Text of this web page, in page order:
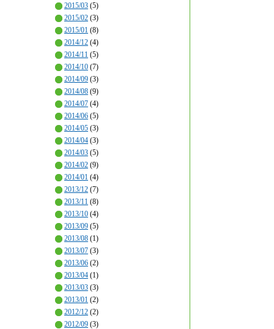
2015/03 (5)
2015/02 (3)
2015/01 (8)
2014/12 (4)
2014/11 (5)
2014/10 (7)
2014/09 (3)
2014/08 (9)
2014/07 (4)
2014/06 (5)
2014/05 (3)
2014/04 (3)
2014/03 (5)
2014/02 (9)
2014/01 (4)
2013/12 (7)
2013/11 (8)
2013/10 (4)
2013/09 (5)
2013/08 (1)
2013/07 (3)
2013/06 (2)
2013/04 (1)
2013/03 (3)
2013/01 (2)
2012/12 (2)
2012/09 (3)